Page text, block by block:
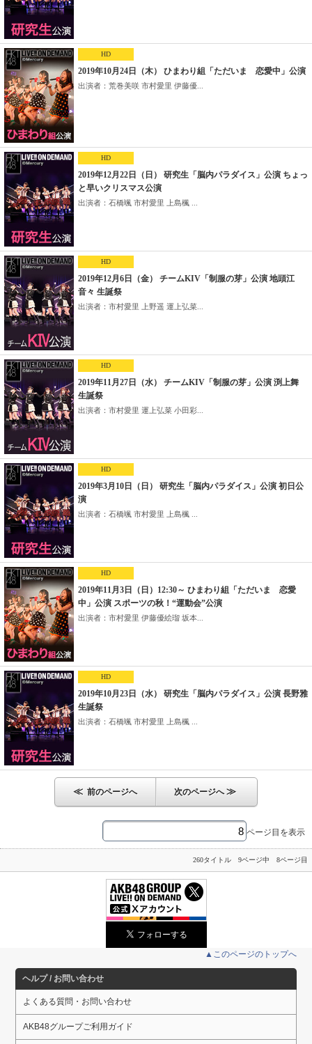
HD
2019年10月24日（木） ひまわり組「ただいま 恋愛中」公演
出演者：荒巻美咲 市村愛里 伊藤優...
HD
2019年12月22日（日） 研究生「脳内パラダイス」公演 ちょっ
と早いクリスマス公演
出演者：石橋颯 市村愛里 上島楓 ...
HD
2019年12月6日（金） チームKIV「制服の芽」公演 地頭江
音々 生誕祭
出演者：市村愛里 上野遥 運上弘菜...
HD
2019年11月27日（水） チームKIV「制服の芽」公演 渕上舞
生誕祭
出演者：市村愛里 運上弘菜 小田彩...
HD
2019年3月10日（日） 研究生「脳内パラダイス」公演 初日公
演
出演者：石橋颯 市村愛里 上島楓 ...
HD
2019年11月3日（日）12:30～ ひまわり組「ただいま 恋愛
中」公演 スポーツの秋！“運動会”公演
出演者：市村愛里 伊藤優絵瑠 坂本...
HD
2019年10月23日（水） 研究生「脳内パラダイス」公演 長野雅
生誕祭
出演者：石橋颯 市村愛里 上島楓 ...
≪ 前のページへ 次のページへ≫
ページ目を表示
260タイトル 9ページ中 8ページ目
▲このページのトップへ
ヘルプ / お問い合わせ
よくある質問・お問い合わせ
AKB48グループご利用ガイド